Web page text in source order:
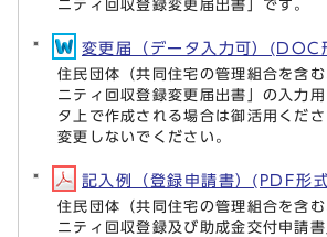
ニティ回収登録変更届出書」です。
変更届（データ入力可）
住民団体（共同住宅の管理組合を含
ニティ回収登録変更届出書」の入力
タ上で作成される場合は御活用くだ
変更しないでください。
記入例（登録申請書）(PDF形
住民団体（共同住宅の管理組合を含
ニティ回収登録及び助成金交付申請書